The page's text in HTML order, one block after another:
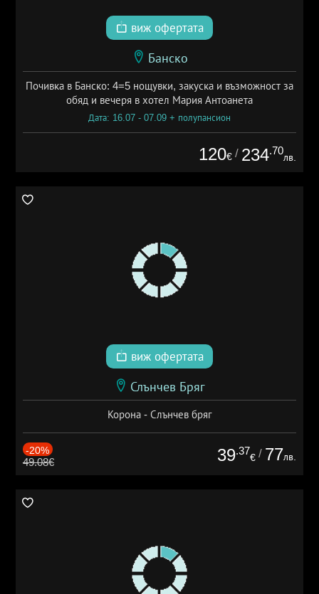
виж офертата
Банско
Почивка в Банско: 4=5 нощувки, закуска и възможност за
обяд и вечеря в хотел Мария Антоанета
Дата: 16.07 - 07.09 + полупансион
120€ / 234.70
лв.
виж офертата
Слънчев Бряг
Корона - Слънчев бряг
-20%
49.08€ 39.37
€ / 77лв.